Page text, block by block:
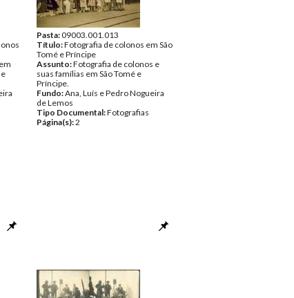
Pasta:09003.001.013
Título:Fotografia de colonos em São
Tomé e Príncipe
Assunto:Fotografia de colonos e
suas famílias em São Tomé e
Príncipe.
Fundo:Ana, Luís e Pedro Nogueira
de Lemos
Tipo Documental:Fotografias
Página(s):2